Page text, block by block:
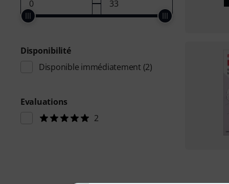
Disponibilité
Disponible immédiatement (2)
Evaluations
2